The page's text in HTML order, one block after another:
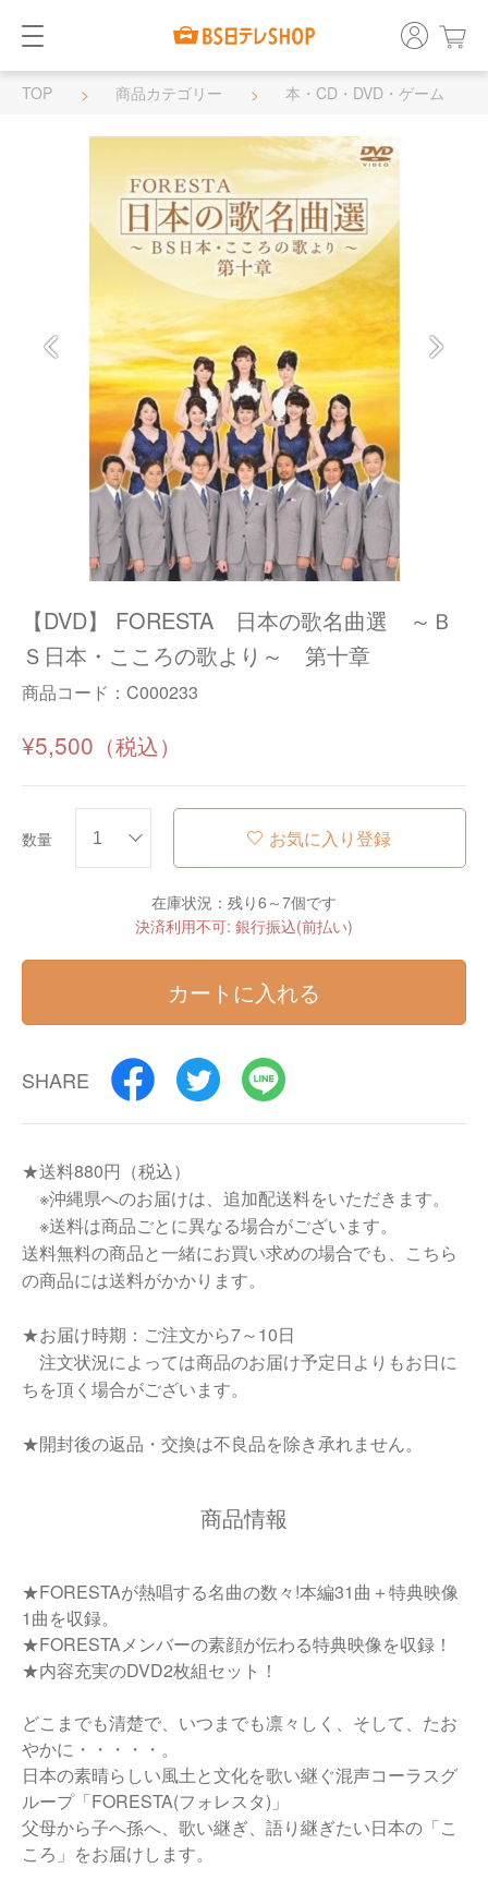
TOP 商品カテゴリー
本・CD・DVD・ゲーム
DVD・BD
【DVD】 FORESTA 日本の歌名曲選 ～Ｂ
Ｓ日本・こころの歌より～ 第十章
商品コード： C000233
¥5,500
数量 お気に入り登録
在庫状況：残り6～7個です
決済利用不可: 銀行振込(前払い)
カートに入れる
SHARE
★送料880円（税込）
※沖縄県へのお届けは、追加配送料をいただきます。
※送料は商品ごとに異なる場合がございます。
送料無料の商品と一緒にお買い求めの場合でも、こちら
の商品には送料がかかります。
★お届け時期：ご注文から7～10日
注文状況によっては商品のお届け予定日よりもお日に
ちを頂く場合がございます。
★開封後の返品・交換は不良品を除き承れません。
商品情報
★FORESTAが熱唱する名曲の数々!本編31曲＋特典映像
1曲を収録。
★FORESTAメンバーの素顔が伝わる特典映像を収録！
★内容充実のDVD2枚組セット！
どこまでも清楚で、いつまでも凛々しく、そして、たお
やかに・・・・・。
日本の素晴らしい風土と文化を歌い継ぐ混声コーラスグ
ループ「FORESTA(フォレスタ)」
父母から子へ孫へ、歌い継ぎ、語り継ぎたい日本の「こ
ころ」をお届けします。